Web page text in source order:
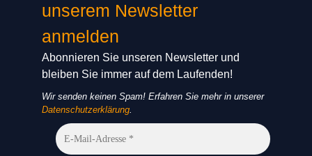
unserem Newsletter
anmelden
Abonnieren Sie unseren Newsletter und
bleiben Sie immer auf dem Laufenden!
Wir senden keinen Spam! Erfahren Sie mehr in unserer
Datenschutzerklärung.